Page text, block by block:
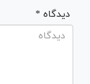
* دیدگاه